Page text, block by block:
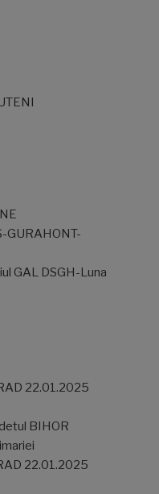
GURAHONT-
GAL DSGH-Luna
22.01.2025
BIHOR
22.01.2025